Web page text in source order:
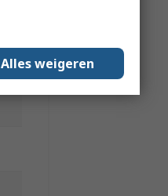
Alles weigeren